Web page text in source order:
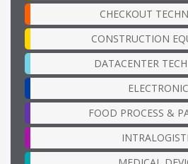
CHECKOUT
CONSTRUCTION
DATACENTER
FOOD PROCESS &